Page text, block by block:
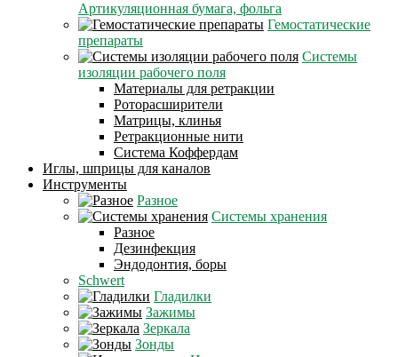
Артикуляционная бумага, фольга
Гемостатические
препараты
Системы
изоляции рабочего поля
Материалы для ретракции
Роторасширители
Матрицы, клинья
Ретракционные нити
Система Коффердам
Иглы, шприцы для каналов
Инструменты
Разное
Системы хранения
Разное
Дезинфекция
Эндодонтия, боры
Schwert
Гладилки
Зажимы
Зеркала
Зонды